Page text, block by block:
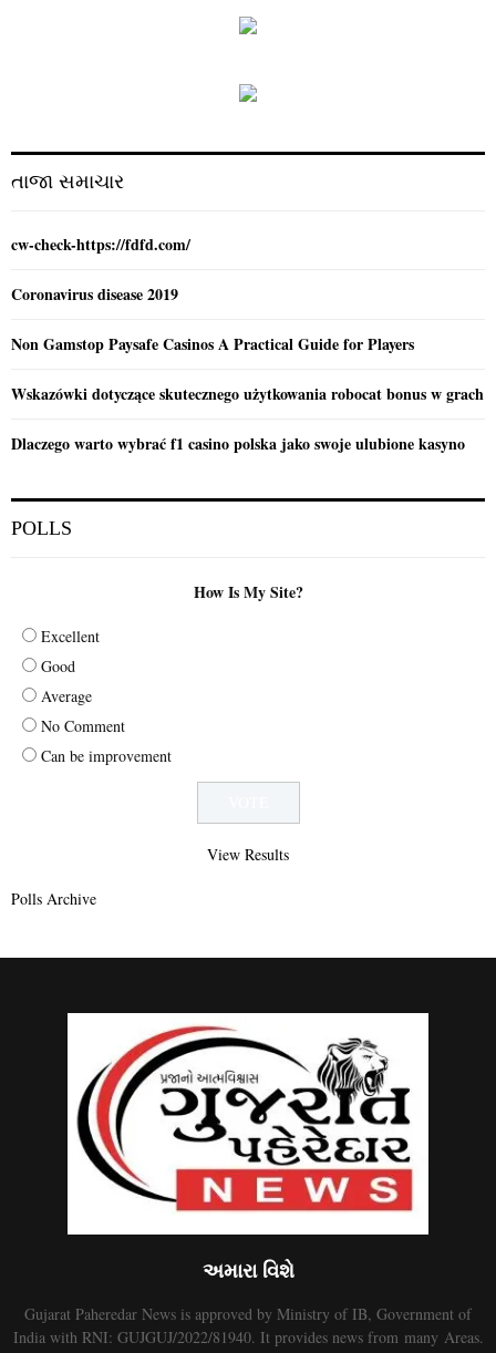
:
તાજા સમાચાર
cw-check-https://fdfd.com/
Coronavirus disease 2019
Non Gamstop Paysafe Casinos A Practical Guide for Players
Wskazówki dotyczące skutecznego użytkowania robocat bonus w grach
Dlaczego warto wybrać f1 casino polska jako swoje ulubione kasyno
POLLS
How Is My Site?
Excellent
Good
Average
No Comment
Can be improvement
View Results
Polls Archive
અમારા વિશે
Gujarat Paheredar News is approved by Ministry of IB, Government of
India with RNI: GUJGUJ/2022/81940. It provides news from many Areas.